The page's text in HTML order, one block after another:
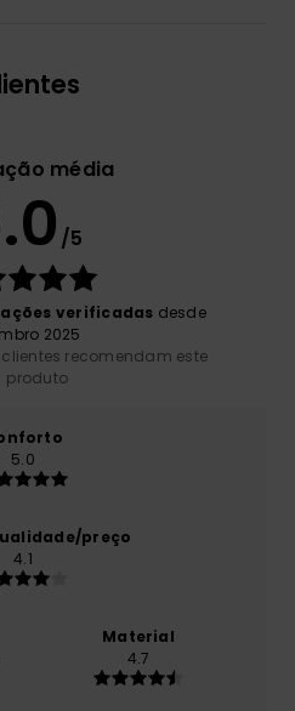
média
/5
verificadas desde
2025
clientes recomendam este
produto
5.0
preço
4.1
Material
4.7